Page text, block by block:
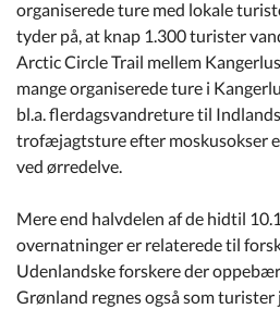
organiserede ture med lokale
tyder på, at knap 1.300 turister
Arctic Circle Trail mellem
mange organiserede ture i
bl.a. flerdagsvandreture til
trofæjagtsture efter moskusokser
ved ørredelve.
Mere end halvdelen af de hidtil
overnatninger er relaterede til
Udenlandske forskere der
Grønland regnes også som